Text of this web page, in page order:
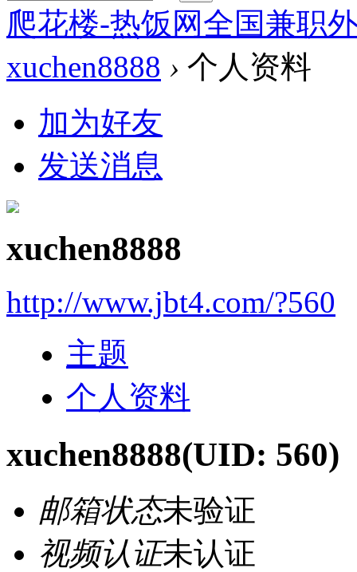
爬花楼-热饭网全国兼职
xuchen8888 › 个人资料
加为好友
发送消息
xuchen8888
http://www.jbt4.com/?560
主题
个人资料
xuchen8888(UID: 560)
邮箱状态未验证
视频认证未认证